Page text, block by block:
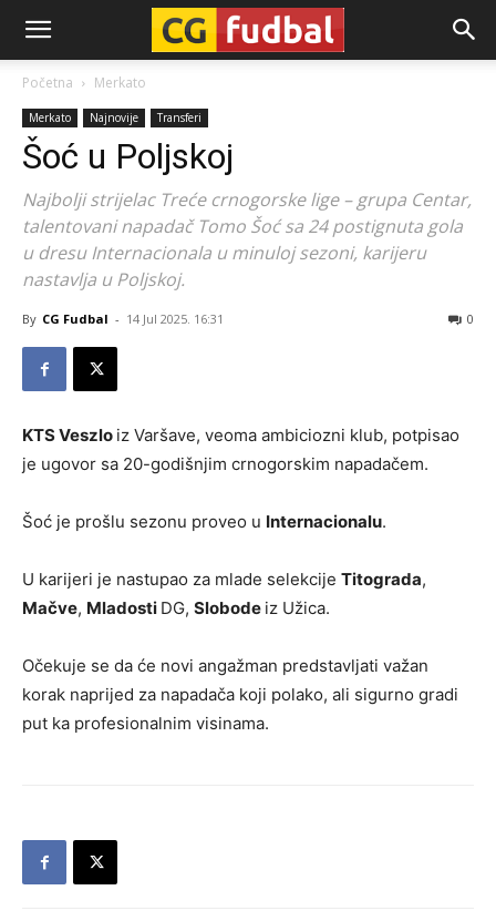
CG-
Fudbal
Početna Merkato
Merkato Najnovije Transferi
Šoć u Poljskoj
Najbolji strijelac Treće crnogorske lige – grupa Centar,
talentovani napadač Tomo Šoć sa 24 postignuta gola
u dresu Internacionala u minuloj sezoni, karijeru
nastavlja u Poljskoj.
By CG Fudbal - 14 Jul 2025. 16:31 0
KTS Veszlo iz Varšave, veoma ambiciozni klub, potpisao
je ugovor sa 20-godišnjim crnogorskim napadačem.
Šoć je prošlu sezonu proveo u Internacionalu.
U karijeri je nastupao za mlade selekcije Titograda,
Mačve, Mladosti DG, Slobode iz Užica.
Očekuje se da će novi angažman predstavljati važan
korak naprijed za napadača koji polako, ali sigurno gradi
put ka profesionalnim visinama.